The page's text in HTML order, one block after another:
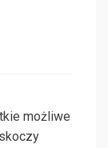
możliwe